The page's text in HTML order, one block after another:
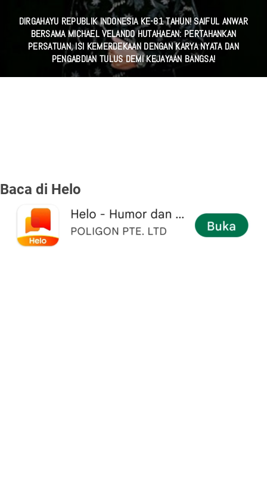
DIRGAHAYU REPUBLIK INDONESIA KE-81 TAHUN! SAIFUL ANWAR
BERSAMA MICHAEL VELANDO HUTAHAEAN: PERTAHANKAN
PERSATUAN, ISI KEMERDEKAAN DENGAN KARYA NYATA DAN
PENGABDIAN TULUS DEMI KEJAYAAN BANGSA!
Baca di Helo